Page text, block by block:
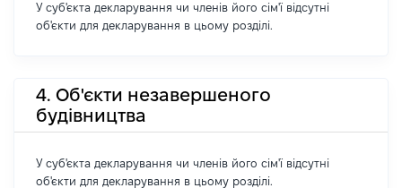
У суб'єкта декларування чи членів його сім'ї відсутні
об'єкти для декларування в цьому розділі.
4. Об'єкти незавершеного
будівництва
У суб'єкта декларування чи членів його сім'ї відсутні
об'єкти для декларування в цьому розділі.